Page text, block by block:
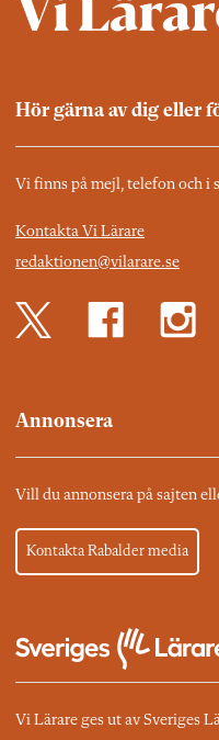
Hör gärna av dig eller
Vi finns på mejl, telefon och i
Kontakta Vi Lärare
redaktionen@vilarare.se
Annonsera
Vill du annonsera på sajten
Kontakta Rabalder media
Vi Lärare ges ut av Sveriges